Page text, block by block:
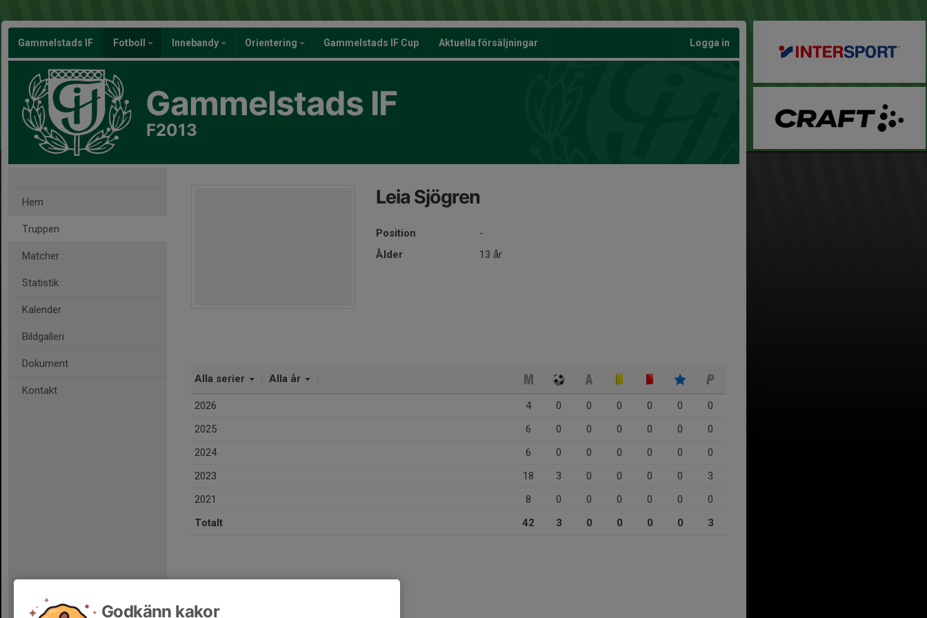
Gammelstads IF Fotboll Innebandy Orientering Gammelstads IF Cup Aktuella försäljningar Logga in
Gammelstads IF
F2013
Hem
Truppen
Matcher
Statistik
Kalender
Bildgalleri
Dokument
Kontakt
Leia Sjögren
Position
-
Ålder
13 år
Alla serier Alla år
2026 4 0 0 0 0 0
0
2025
6 0 0 0 0 0
0
2024
6 0 0 0 0 0
0
2023
18 3 0 0 0 0
3
2021
8 0 0 0 0 0
0
Totalt
42 3 0 0 0 0 3
Godkänn kakor